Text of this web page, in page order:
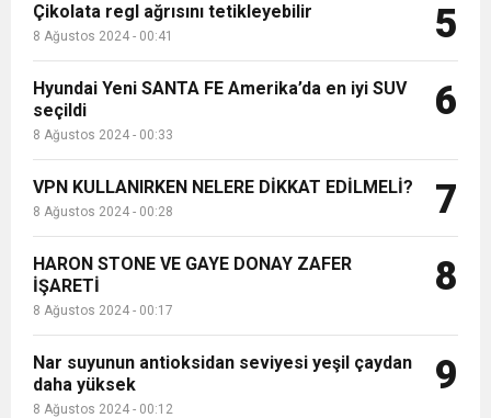
Çikolata regl ağrısını tetikleyebilir
8 Ağustos 2024 - 00:41 5
Hyundai Yeni SANTA FE Amerika’da en iyi SUV
seçildi
8 Ağustos 2024 - 00:33
6
VPN KULLANIRKEN NELERE DİKKAT EDİLMELİ?
8 Ağustos 2024 - 00:28 7
HARON STONE VE GAYE DONAY ZAFER
İŞARETİ
8 Ağustos 2024 - 00:17
8
Nar suyunun antioksidan seviyesi yeşil çaydan
daha yüksek
8 Ağustos 2024 - 00:12
9